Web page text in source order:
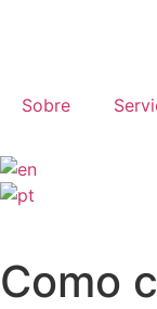
Sobre
Como